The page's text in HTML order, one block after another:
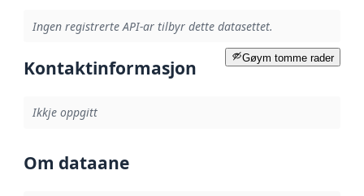
Ingen registrerte API-ar tilbyr dette datasettet.
Gøym tomme rader
Kontaktinformasjon
Ikkje oppgitt
Om dataane